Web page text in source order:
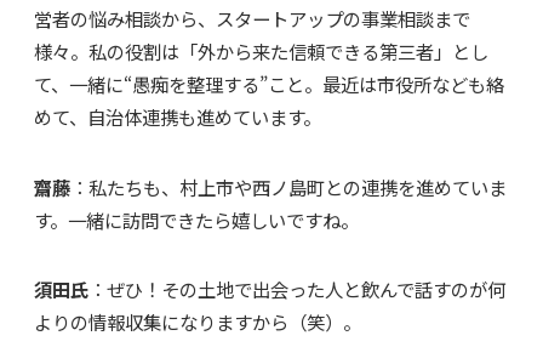
営者の悩み相談から、スタートアップの事業相談まで
様々。私の役割は「外から来た信頼できる第三者」とし
て、一緒に“愚痴を整理する”こと。最近は市役所なども絡
めて、自治体連携も進めています。
齋藤 ：私たちも、村上市や西ノ島町との連携を進めていま
す。一緒に訪問できたら嬉しいですね。
須田氏 ：ぜひ！その土地で出会った人と飲んで話すのが何
よりの情報収集になりますから（笑）。